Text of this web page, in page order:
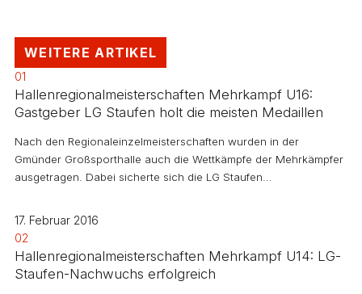
WEITERE ARTIKEL
01
Hallenregionalmeisterschaften Mehrkampf U16:
Gastgeber LG Staufen holt die meisten Medaillen
Nach den Regionaleinzelmeisterschaften wurden in der
Gmünder Großsporthalle auch die Wettkämpfe der Mehrkämpfer
ausgetragen. Dabei sicherte sich die LG Staufen…
17. Februar 2016
02
Hallenregionalmeisterschaften Mehrkampf U14: LG-
Staufen-Nachwuchs erfolgreich